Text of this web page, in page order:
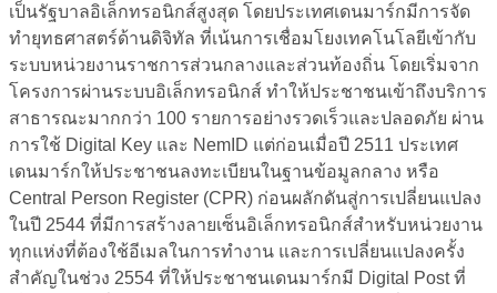
เป็นรัฐบาลอิเล็กทรอนิกส์สูงสุด โดยประเทศเดนมาร์กมีการจัด
ทำยุทธศาสตร์ด้านดิจิทัล ที่เน้นการเชื่อมโยงเทคโนโลยีเข้ากับ
ระบบหน่วยงานราชการส่วนกลางและส่วนท้องถิ่น โดยเริ่มจาก
โครงการผ่านระบบอิเล็กทรอนิกส์ ทำให้ประชาชนเข้าถึงบริการ
สาธารณะมากกว่า 100 รายการอย่างรวดเร็วและปลอดภัย ผ่าน
การใช้ Digital Key และ NemID แต่ก่อนเมื่อปี 2511 ประเทศ
เดนมาร์กให้ประชาชนลงทะเบียนในฐานข้อมูลกลาง หรือ
Central Person Register (CPR) ก่อนผลักดันสู่การเปลี่ยนแปลง
ในปี 2544 ที่มีการสร้างลายเซ็นอิเล็กทรอนิกส์สำหรับหน่วยงาน
ทุกแห่งที่ต้องใช้อีเมลในการทำงาน และการเปลี่ยนแปลงครั้ง
สำคัญในช่วง 2554 ที่ให้ประชาชนเดนมาร์กมี Digital Post ที่